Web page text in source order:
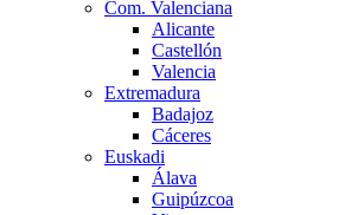
Com. Valenciana
Alicante
Castellón
Valencia
Extremadura
Badajoz
Cáceres
Euskadi
Álava
Guipúzcoa